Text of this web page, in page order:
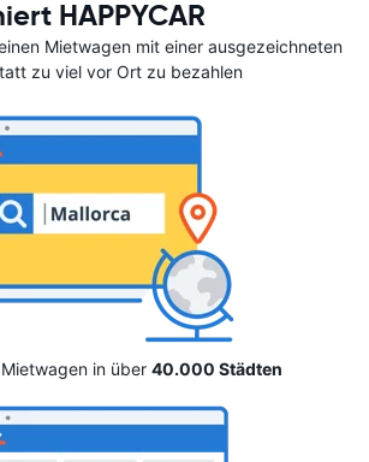
HAPPYCAR
Mietwagen mit einer ausgezeichneten
zu viel vor Ort zu bezahlen
in über 40.000 Städten